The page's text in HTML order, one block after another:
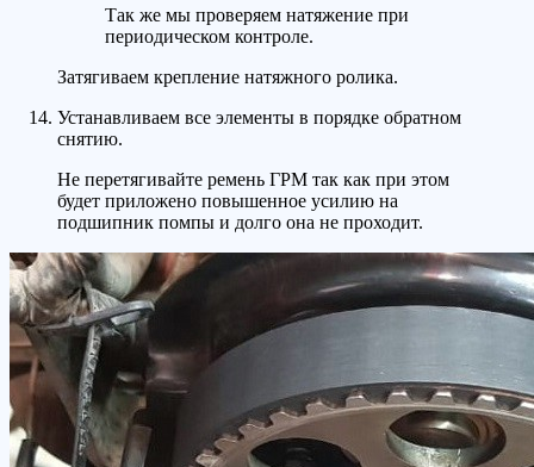
Так же мы проверяем натяжение при
периодическом контроле.
Затягиваем крепление натяжного ролика.
Устанавливаем все элементы в порядке обратном
снятию.
Не перетягивайте ремень ГРМ так как при этом
будет приложено повышенное усилию на
подшипник помпы и долго она не проходит.